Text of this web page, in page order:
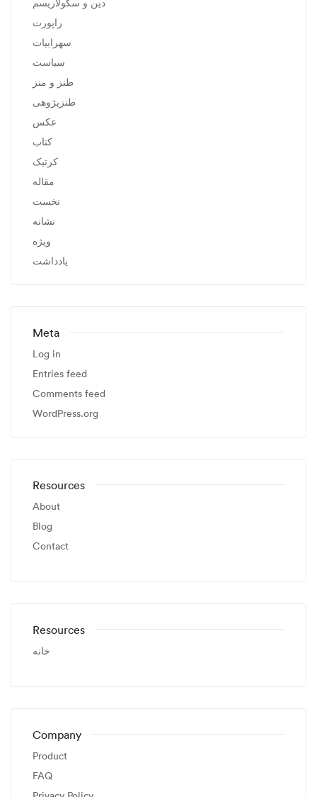
راپورت
سهرابیات
سیاست
طنز و منز
طنزپژوهی
عکس
کتاب
کرتیک
مقاله
نخست
نشانه
ویژه
یادداشت
Meta
Log in
Entries feed
Comments feed
WordPress.org
Resources
About
Blog
Contact
Resources
خانه
Company
Product
FAQ